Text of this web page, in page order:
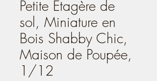
Petite Étagère de
sol, Miniature en
Bois Shabby Chic,
Maison de Poupée,
1/12